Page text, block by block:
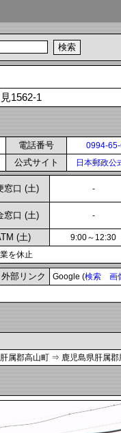
1562-1
電話番号 0994-
公式サイト 日本郵政公
窓口 (土) -
窓口 (土) -
(土) 9:00～12:30
を休止
外部リンク Google (検索 画
属郡高山町 ⇒ 鹿児島県肝属郡